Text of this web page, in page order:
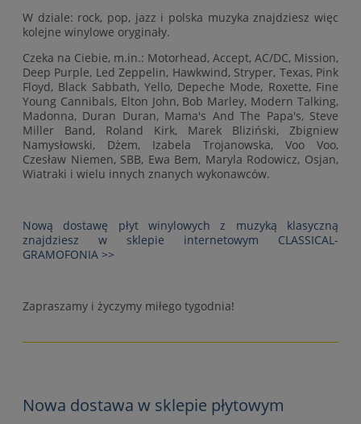
W dziale: rock, pop, jazz i polska muzyka znajdziesz więc
kolejne winylowe oryginały.
Czeka na Ciebie, m.in.: Motorhead, Accept, AC/DC, Mission,
Deep Purple, Led Zeppelin, Hawkwind, Stryper, Texas, Pink
Floyd, Black Sabbath, Yello, Depeche Mode, Roxette, Fine
Young Cannibals, Elton John, Bob Marley, Modern Talking,
Madonna, Duran Duran, Mama's And The Papa's, Steve
Miller Band, Roland Kirk, Marek Bliziński, Zbigniew
Namysłowski, Dżem, Izabela Trojanowska, Voo Voo,
Czesław Niemen, SBB, Ewa Bem, Maryla Rodowicz, Osjan,
Wiatraki i wielu innych znanych wykonawców.
Nową dostawę płyt winylowych z muzyką klasyczną
znajdziesz w sklepie internetowym CLASSICAL-
GRAMOFONIA >>
Zapraszamy i życzymy miłego tygodnia!
Nowa dostawa w sklepie płytowym